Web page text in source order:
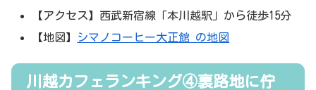
【アクセス】西武新宿線「本川越駅」から徒歩15分
【地図】
シマノコーヒー大正館 の地図
川越カフェランキング④裏路地に佇